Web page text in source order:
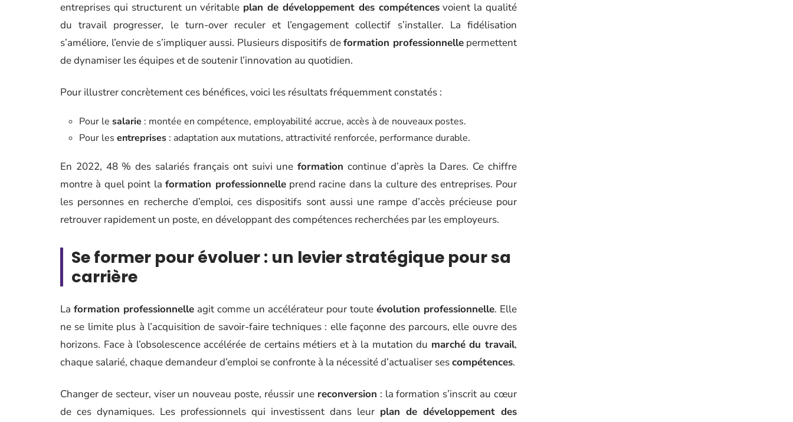
entreprises qui structurent un véritable plan de développement des compétencesvoient la qualité
du travail progresser, le turn-over reculer et l’engagement collectif s’installer. La fidélisation
s’améliore, l’envie de s’impliquer aussi. Plusieurs dispositifs deformation professionnellepermettent
de dynamiser les équipes et de soutenir l’innovation au quotidien.
Pour illustrer concrètement ces bénéfices, voici les résultats fréquemment constatés :
Pour le salarie : montée en compétence, employabilité accrue, accès à de nouveaux postes.
Pour les entreprises : adaptation aux mutations, attractivité renforcée, performance durable.
En 2022, 48 % des salariés français ont suivi uneformation continue d’après la Dares. Ce chiffre
montre à quel point laformation professionnelleprend racine dans la culture des entreprises. Pour
les personnes en recherche d’emploi, ces dispositifs sont aussi une rampe d’accès précieuse pour
retrouver rapidement un poste, en développant des compétences recherchées par les employeurs.
Se former pour évoluer : un levier stratégique pour sa
carrière
La formation professionnelle agit comme un accélérateur pour toute évolution professionnelle. Elle
ne se limite plus à l’acquisition de savoir-faire techniques : elle façonne des parcours, elle ouvre des
horizons. Face à l’obsolescence accélérée de certains métiers et à la mutation du marché du travail,
chaque salarié, chaque demandeur d’emploi se confronte à la nécessité d’actualiser sescompétences.
Changer de secteur, viser un nouveau poste, réussir une reconversion : la formation s’inscrit au cœur
de ces dynamiques. Les professionnels qui investissent dans leur plan de développement des